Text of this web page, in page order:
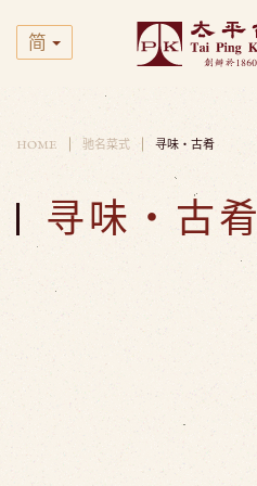
Skip to main content
简
HOME 驰名菜式 寻味・古肴
寻味・古肴